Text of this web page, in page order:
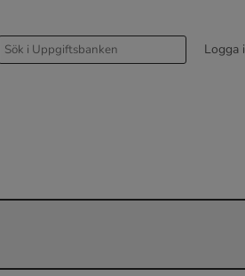
Logga